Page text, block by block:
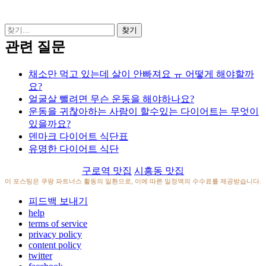
관련 질문
채소만 먹고 있는데 살이 안빠져요 ㅠ 어떻게 해야할까
요?
얼굴살 뺄려면 무슨 운동을 해야하나요?
운동을 귀찮아하는 사람이 할수있는 다이어트는 무엇이
있을까요?
덴마크 다이어트 식단표
유명한 다이어트 식단
구로역 맛집 시흥동 맛집
이 포스팅은 쿠팡 파트너스 활동의 일환으로, 이에 따른 일정액의 수수료를 제공받습니다.
피드백 보내기
help
terms of service
privacy policy
content policy
twitter